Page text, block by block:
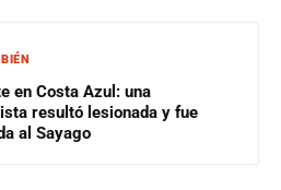
en Costa Azul: una
resultó lesionada y fue
al Sayago